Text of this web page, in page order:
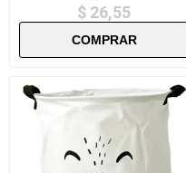
$ 26,55